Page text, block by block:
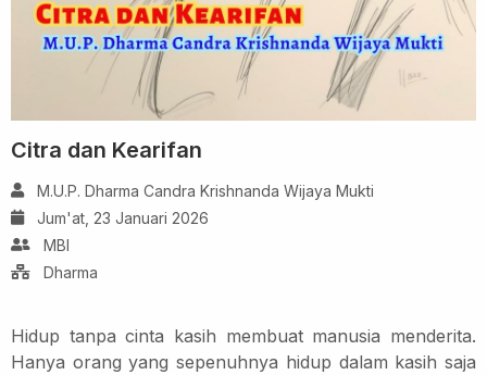
Citra dan Kearifan
M.U.P. Dharma Candra Krishnanda Wijaya Mukti
Jum'at, 23 Januari 2026
MBI
Dharma
Hidup tanpa cinta kasih membuat manusia menderita.
Hanya orang yang sepenuhnya hidup dalam kasih saja